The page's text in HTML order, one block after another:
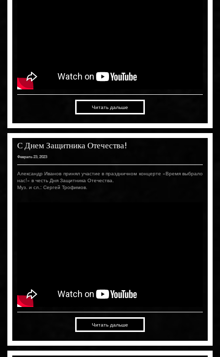
Читать дальше
С Днем Защитника Отечества!
Февраль 23, 2023
Александр Иванов принял участие в праздничном концерте «Время выбрало
нас!» в честь Дня Защитника Отечества.
Муз. и сл.: Сергей Трофимов.
Читать дальше